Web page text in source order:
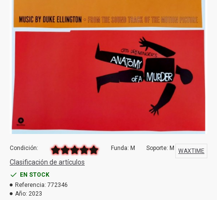
Condición: Funda: M Soporte: M
Clasificación de artículos
EN STOCK
Referencia: 772346
Año: 2023
WAXTIME